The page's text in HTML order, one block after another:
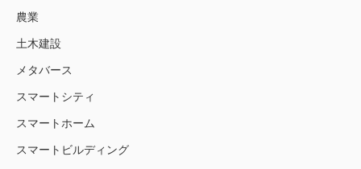
農業
土木建設
メタバース
スマートシティ
スマートホーム
スマートビルディング